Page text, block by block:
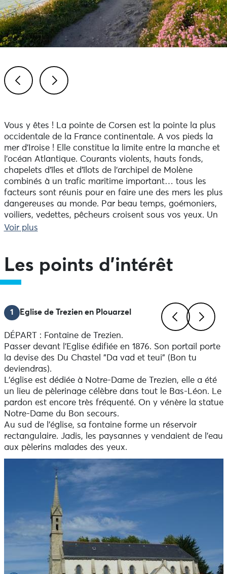
Vous y êtes ! La pointe de Corsen est la pointe la plus
occidentale de la France continentale. A vos pieds la
mer d’Iroise ! Elle constitue la limite entre la manche et
l'océan Atlantique. Courants violents, hauts fonds,
chapelets d’îles et d’îlots de l’archipel de Molène
combinés à un trafic maritime important… tous les
facteurs sont réunis pour en faire une des mers les plus
dangereuses au monde. Par beau temps, goémoniers,
voiliers, vedettes, pêcheurs croisent sous vos yeux. Un
groupe de dauphins familiers de la pointe joue
creux du sous bois de la vallée de Pont ar floc'h...
En chemin, découvrez l'église et la fontaine de Trezien,
pointe de Corsen avec son sentier d'interprétation et sa
table d'orientation.
Balisage :
- Départ - Plage de Portsévigné > jaune
- Plage de Portsévigné - Quittez la côte > blanc-rouge
- Quittez la côte ! - Départ > jaune
A l'Office de Tourisme Iroise Bretagne des randofiches
papiers et topoguides édités par la Fédération
Française de Randonnée du Finistère sont disponibles.
Retrouvez en bas de page toutes les activités ainsi que
les restaurants environnants.
Voir plus
Les points d'intérêt
PreviousNext
1 Eglise de Trezien en Plouarzel
DÉPART : Fontaine de Trezien.
Passer devant l'Eglise édifiée en 1876. Son portail porte
la devise des Du Chastel "Da vad et teui" (Bon tu
deviendras).
L'église est dédiée à Notre-Dame de Trezien, elle a été
un lieu de pèlerinage célèbre dans tout le Bas-Léon. Le
pardon est encore très fréquenté. On y vénère la statue
Notre-Dame du Bon secours.
Au sud de l'église, sa fontaine forme un réservoir
rectangulaire. Jadis, les paysannes y vendaient de l'eau
aux pèlerins malades des yeux.